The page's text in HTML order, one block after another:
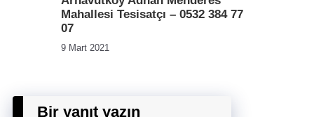
Mahallesi Tesisatçı – 0532 384 77
07
9 Mart 2021
Bir yanıt yazın